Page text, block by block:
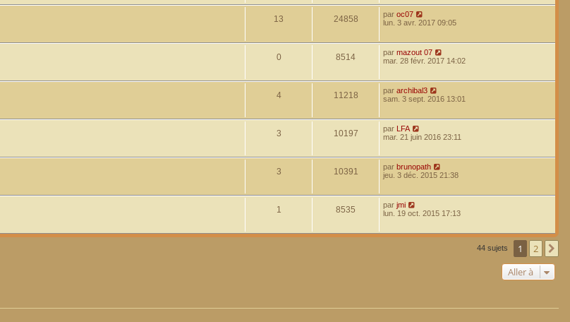
13 24858 par oc07
lun. 3 avr. 2017 09:05
0 8514 par mazout 07
mar. 28 févr. 2017 14:02
4 11218 par archibal3
sam. 3 sept. 2016 13:01
3 10197 par LFA
mar. 21 juin 2016 23:11
3 10391 par brunopath
jeu. 3 déc. 2015 21:38
1 8535 par jmi
lun. 19 oct. 2015 17:13
44 sujets 1 2
Aller à